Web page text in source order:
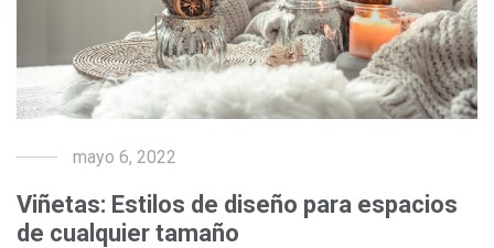
mayo 6, 2022
Viñetas: Estilos de diseño para espacios
de cualquier tamaño